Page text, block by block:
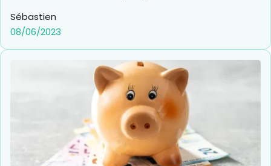
Sébastien
08/06/2023